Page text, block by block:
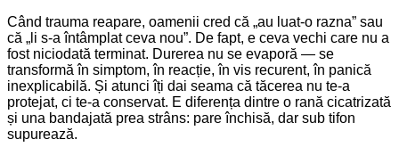
Când trauma reapare, oamenii cred că „au luat-o razna” sau
că „li s-a întâmplat ceva nou”. De fapt, e ceva vechi care nu a
fost niciodată terminat. Durerea nu se evaporă — se
transformă în simptom, în reacție, în vis recurent, în panică
inexplicabilă. Și atunci îți dai seama că tăcerea nu te-a
protejat, ci te-a conservat. E diferența dintre o rană cicatrizată
și una bandajată prea strâns: pare închisă, dar sub tifon
supurează.